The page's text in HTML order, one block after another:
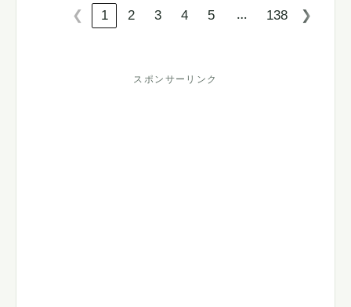
❮ 1 2 3 4 5 … 138 ❯
スポンサーリンク